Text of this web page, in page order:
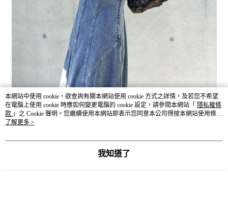
本網站中使用 cookie，欲查詢有關本網站使用 cookie 方式之詳情，及若您不希望
在電腦上使用 cookie 時應如何變更電腦的 cookie 設定，請參閱本網站「 隱私權條
款 」之 Cookie 聲明。您繼續使用本網站即表示您同意本公司得按本網站使用條款
之 Cookie 聲明使用 cookie。
了解更多 >
我知道了